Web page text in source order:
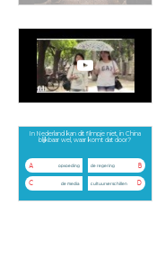
In Nederland kan dit filmpje niet, in China
blijkbaar wel, waar komt dat door?
A opvoeding B
de regering
C de media D
cultuurverschillen